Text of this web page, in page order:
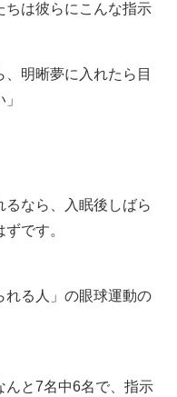
ちは彼らにこんな指示
、明晰夢に入れたら目
るなら、入眠後しばら
です。
れる人」の眼球運動の
んと7名中6名で、指示